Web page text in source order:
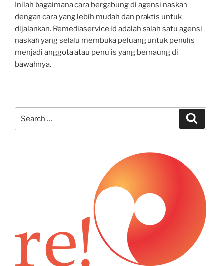
Inilah bagaimana cara bergabung di agensi naskah
dengan cara yang lebih mudah dan praktis untuk
dijalankan. Remediaservice.id adalah salah satu agensi
naskah yang selalu membuka peluang untuk penulis
menjadi anggota atau penulis yang bernaung di
bawahnya.
for: